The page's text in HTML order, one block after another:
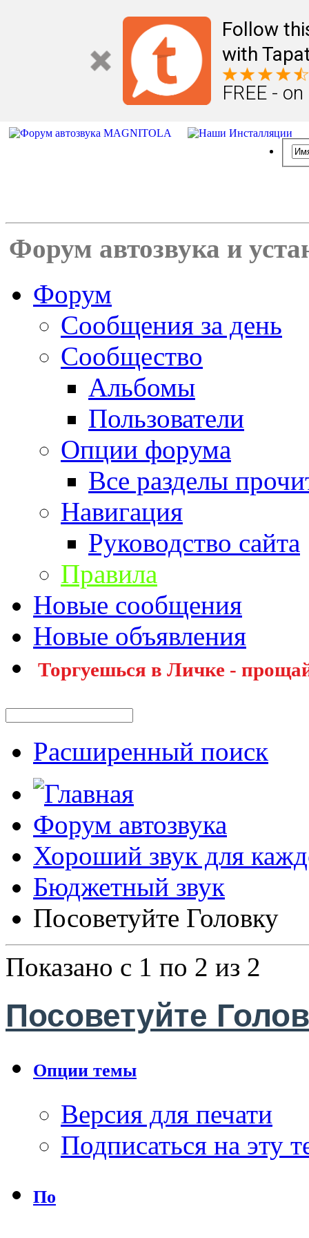
Follow
with
FREE -
Форум автозвука и
Форум
Сообщения за день
Сообщество
Альбомы
Пользователи
Опции форума
Все разделы
Навигация
Руководство сайта
Правила
Новые сообщения
Новые объявления
Торгуешься в Личке -
Расширенный поиск
Форум автозвука
Хороший звук для
Бюджетный звук
Посоветуйте Головку
Показано с 1 по 2 из 2
Посоветуйте
Опции темы
Версия для печати
Подписаться на эту
По